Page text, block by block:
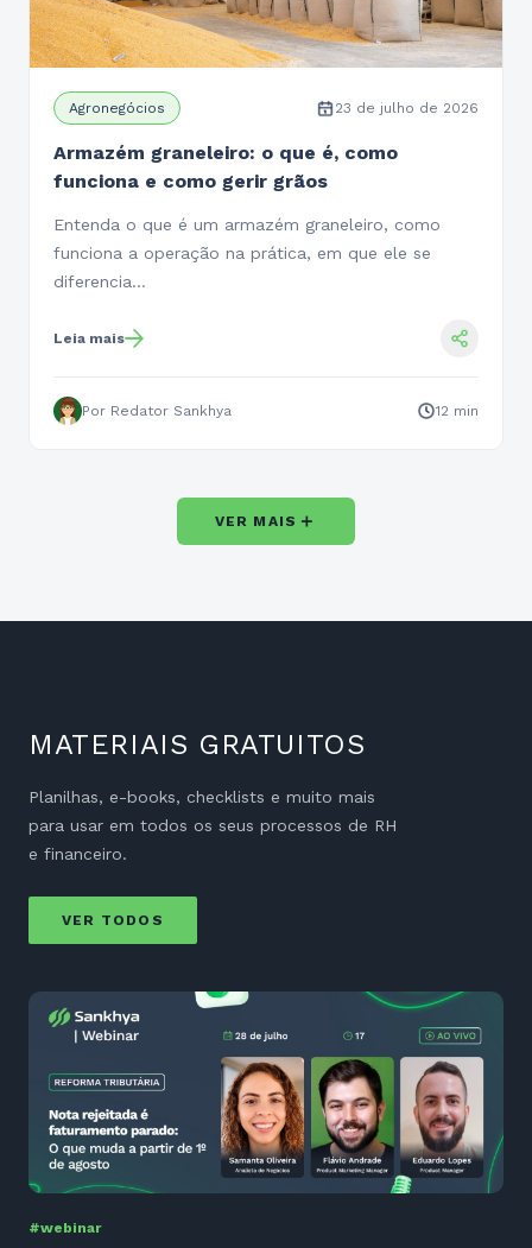
Agronegócios 23 de julho de 2026
Armazém graneleiro: o que é, como
funciona e como gerir grãos
Entenda o que é um armazém graneleiro, como
funciona a operação na prática, em que ele se
diferencia…
Leia mais
Por Redator Sankhya 12 min
VER MAIS ＋
MATERIAIS GRATUITOS
Planilhas, e-books, checklists e muito mais
para usar em todos os seus processos de RH
e financeiro.
VER TODOS
#webinar